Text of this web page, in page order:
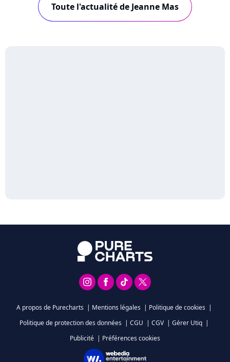
Toute l'actualité de Jeanne Mas
A propos de Purecharts | Mentions légales | Politique de cookies |
Politique de protection des données | CGU | CGV | Gérer Utiq |
Publicité | Préférences cookies